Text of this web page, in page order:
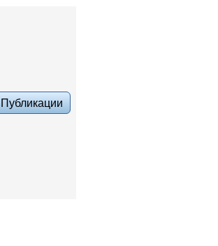
Публикации